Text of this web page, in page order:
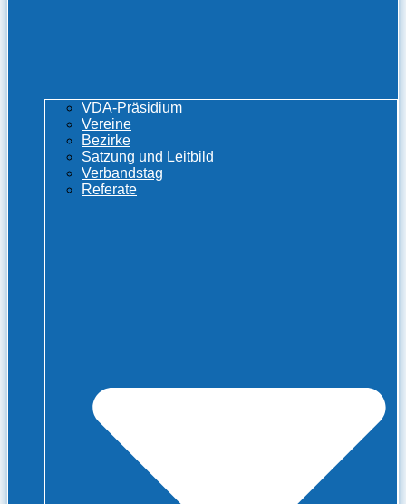
VDA-Präsidium
Vereine
Bezirke
Satzung und Leitbild
Verbandstag
Referate